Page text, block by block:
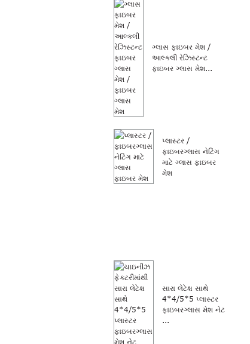
ગ્લાસ ફાઇબર મેશ /
આલ્કલી રેઝિસ્ટન્ટ
ફાઇબર ગ્લાસ મેશ...
પ્લાસ્ટર /
ફાઇબરગ્લાસ નેટિંગ
માટે ગ્લાસ ફાઇબર
મેશ
સારા લેટેક્ષ સાથે
4*4/5*5 પ્લાસ્ટર
ફાઇબરગ્લાસ મેશ નેટ
...